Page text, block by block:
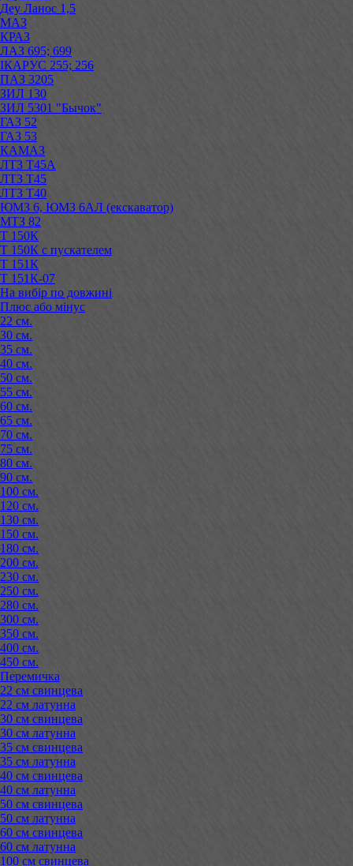
Деу Ланос 1,5
МАЗ
КРАЗ
ЛАЗ 695; 699
ІКАРУС 255; 256
ПАЗ 3205
ЗИЛ 130
ЗИЛ 5301 "Бычок"
ГАЗ 52
ГАЗ 53
КАМАЗ
ЛТЗ Т45А
ЛТЗ Т45
ЛТЗ Т40
ЮМЗ 6, ЮМЗ 6АЛ (екскаватор)
МТЗ 82
Т 150К
Т 150К с пускателем
Т 151К
Т 151К-07
На вибір по довжині
Плюс або мінус
22 см.
30 см.
35 см.
40 см.
50 см.
55 см.
60 см.
65 см.
70 см.
75 см.
80 см.
90 см.
100 см.
120 см.
130 см.
150 см.
180 см.
200 см.
230 см.
250 см.
280 см.
300 см.
350 см.
400 см.
450 см.
Перемичка
22 см свинцева
22 см латунна
30 см свинцева
30 см латунна
35 см свинцева
35 см латунна
40 см свинцева
40 см латунна
50 см свинцева
50 см латунна
60 см свинцева
60 см латунна
100 см свинцева